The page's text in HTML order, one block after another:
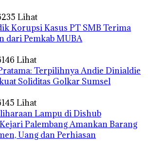
235 Lihat
Korupsi Kasus PT SMB Terima
dari Pemkab MUBA
146 Lihat
Terpilihnya Andie Dinialdie
Soliditas Golkar Sumsel
145 Lihat
Lampu di Dishub
Palembang Amankan Barang
Uang dan Perhiasan